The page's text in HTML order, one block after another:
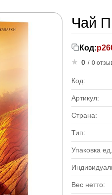
Чай
Код:
0 / 0
Код:
Артикул:
Страна:
Тип:
Упаковка
Вес нетто: